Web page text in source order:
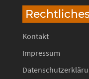
Kontakt
Impressum